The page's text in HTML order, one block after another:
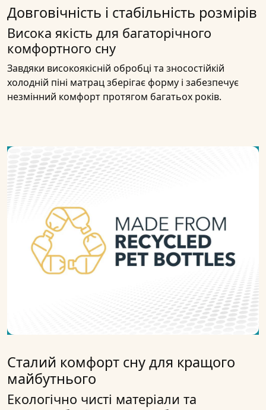
Довговічність і стабільність розмірів
Висока якість для багаторічного
комфортного сну
Завдяки високоякісній обробці та зносостійкій
холодній піні матрац зберігає форму і забезпечує
незмінний комфорт протягом багатьох років.
Сталий комфорт сну для кращого
майбутнього
Екологічно чисті матеріали та